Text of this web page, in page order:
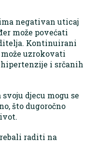
negativan uticaj
može povećati
Kontinuirani
uzrokovati
i srčanih
djecu mogu se
što dugoročno
raditi na